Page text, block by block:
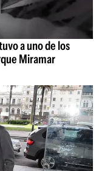
a uno de los
Miramar